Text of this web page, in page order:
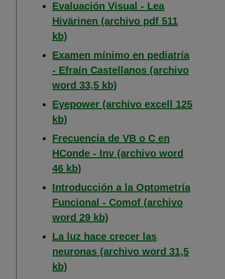
Evaluación Visual - Lea
Hivärinen (archivo pdf 511
kb)
Examen mínimo en pediatría
- Efraín Castellanos (archivo
word 33,5 kb)
Eyepower (archivo excell 125
kb)
Frecuencia de VB o C en
HConde - Inv (archivo word
46 kb)
Introducción a la Optometría
Funcional - Comof (archivo
word 29 kb)
La luz hace crecer las
neuronas (archivo word 31,5
kb)